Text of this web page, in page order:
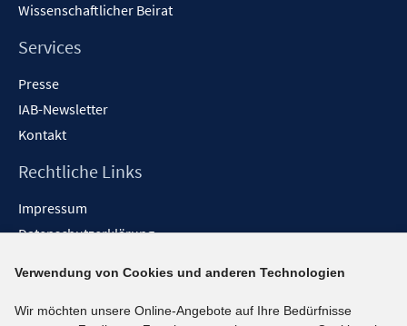
Wissenschaftlicher Beirat
Services
Presse
IAB-Newsletter
Kontakt
Rechtliche Links
Impressum
Datenschutzerklärung
Barrieren melden
Social-Media-Kanäle
Verwendung von Cookies und anderen Technologien
Wir möchten unsere Online-Angebote auf Ihre Bedürfnisse